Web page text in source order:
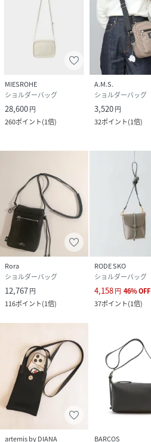
MIESROHE
ショルダーバッグ
28,600円
260ポイント(1倍)
A.M.S.
ショルダーバッグ
3,520円
32ポイント(1倍)
Rora
ショルダーバッグ
12,767円
116ポイント(1倍)
RODE SKO
ショルダーバッグ
4,158円 46%OFF
37ポイント(1倍)
artemis by DIANA BARCOS